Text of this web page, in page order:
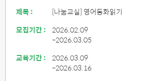
제목 :
[나눔교실] 영어동화읽기
모집기간 : 2026.02.09
~2026.03.05
교육기간 : 2026.03.09
~2026.03.16